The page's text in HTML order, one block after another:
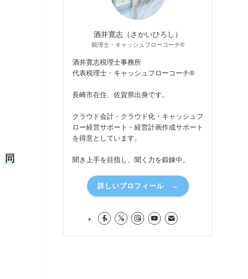
同
酒井寛志（さかいひろし）
税理士・キャッシュフローコーチ®
酒井寛志税理士事務所
代表税理士・キャッシュフローコーチ®
長崎市在住、佐賀県出身です。
クラウド会計・クラウド化・キャッシュフ
ロー経営サポート・経営計画作成サポート
を得意としています。
聞き上手を目指し、聞く力を鍛錬中。
詳しいプロフィール →